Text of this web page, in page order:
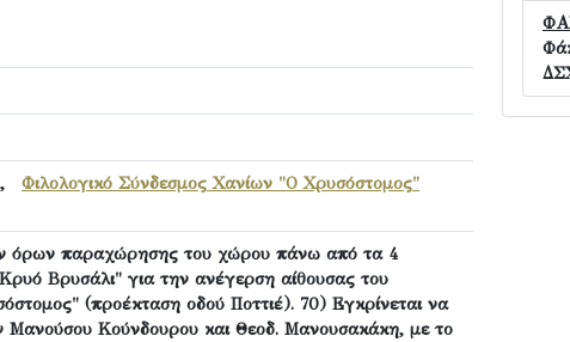
, Φιλολογικό Σύνδεσμος Χανίων "Ο Χρυσόστομος"
όρων παραχώρησης του χώρου πάνω από τα 4
Βρυσάλι" για την ανέγερση αίθουσας του
(προέκταση οδού Ποττιέ). 70) Εγκρίνεται να
Μανούσου Κούνδουρου και Θεοδ. Μανουσακάκη, με το